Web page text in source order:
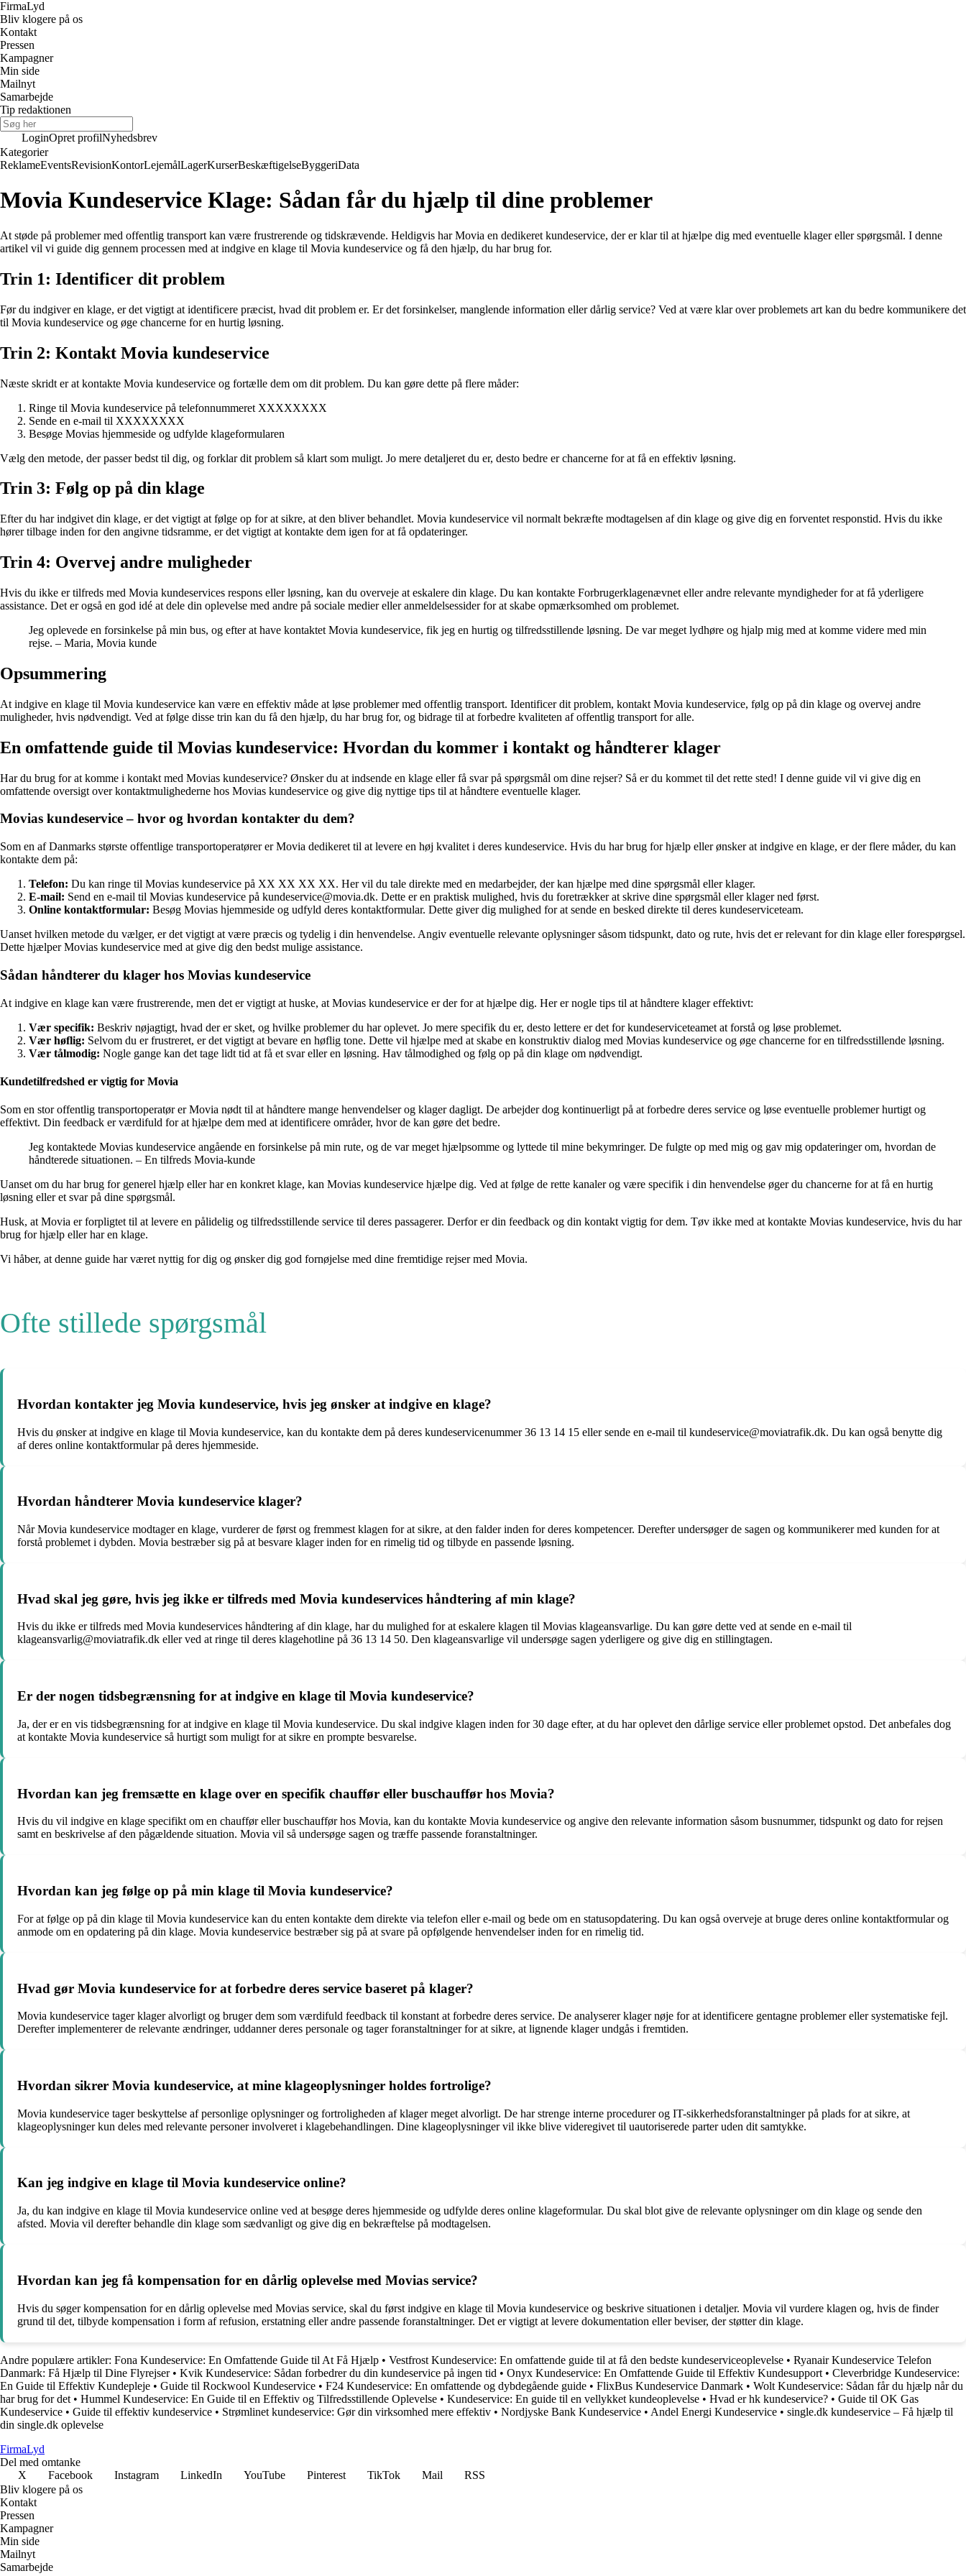
FirmaLyd
Bliv klogere på os
Kontakt
Pressen
Kampagner
Min side
Mailnyt
Samarbejde
Tip redaktionen
LoginOpret profilNyhedsbrev
Kategorier
ReklameEventsRevisionKontorLejemålLagerKurserBeskæftigelseByggeriData
Movia Kundeservice Klage: Sådan får du hjælp til dine problemer
At støde på problemer med offentlig transport kan være frustrerende og tidskrævende. Heldigvis har Movia en dedikeret kundeservice, der er klar til at hjælpe dig med eventuelle klager eller spørgsmål. I denne
artikel vil vi guide dig gennem processen med at indgive en klage til Movia kundeservice og få den hjælp, du har brug for.
Trin 1: Identificer dit problem
Før du indgiver en klage, er det vigtigt at identificere præcist, hvad dit problem er. Er det forsinkelser, manglende information eller dårlig service? Ved at være klar over problemets art kan du bedre kommunikere det
til Movia kundeservice og øge chancerne for en hurtig løsning.
Trin 2: Kontakt Movia kundeservice
Næste skridt er at kontakte Movia kundeservice og fortælle dem om dit problem. Du kan gøre dette på flere måder:
Ringe til Movia kundeservice på telefonnummeret XXXXXXXX
Sende en e-mail til XXXXXXXX
Besøge Movias hjemmeside og udfylde klageformularen
Vælg den metode, der passer bedst til dig, og forklar dit problem så klart som muligt. Jo mere detaljeret du er, desto bedre er chancerne for at få en effektiv løsning.
Trin 3: Følg op på din klage
Efter du har indgivet din klage, er det vigtigt at følge op for at sikre, at den bliver behandlet. Movia kundeservice vil normalt bekræfte modtagelsen af din klage og give dig en forventet responstid. Hvis du ikke
hører tilbage inden for den angivne tidsramme, er det vigtigt at kontakte dem igen for at få opdateringer.
Trin 4: Overvej andre muligheder
Hvis du ikke er tilfreds med Movia kundeservices respons eller løsning, kan du overveje at eskalere din klage. Du kan kontakte Forbrugerklagenævnet eller andre relevante myndigheder for at få yderligere
assistance. Det er også en god idé at dele din oplevelse med andre på sociale medier eller anmeldelsessider for at skabe opmærksomhed om problemet.
Jeg oplevede en forsinkelse på min bus, og efter at have kontaktet Movia kundeservice, fik jeg en hurtig og tilfredsstillende løsning. De var meget lydhøre og hjalp mig med at komme videre med min
rejse. – Maria, Movia kunde
Opsummering
At indgive en klage til Movia kundeservice kan være en effektiv måde at løse problemer med offentlig transport. Identificer dit problem, kontakt Movia kundeservice, følg op på din klage og overvej andre
muligheder, hvis nødvendigt. Ved at følge disse trin kan du få den hjælp, du har brug for, og bidrage til at forbedre kvaliteten af offentlig transport for alle.
En omfattende guide til Movias kundeservice: Hvordan du kommer i kontakt og håndterer klager
Har du brug for at komme i kontakt med Movias kundeservice? Ønsker du at indsende en klage eller få svar på spørgsmål om dine rejser? Så er du kommet til det rette sted! I denne guide vil vi give dig en
omfattende oversigt over kontaktmulighederne hos Movias kundeservice og give dig nyttige tips til at håndtere eventuelle klager.
Movias kundeservice – hvor og hvordan kontakter du dem?
Som en af Danmarks største offentlige transportoperatører er Movia dedikeret til at levere en høj kvalitet i deres kundeservice. Hvis du har brug for hjælp eller ønsker at indgive en klage, er der flere måder, du kan
kontakte dem på:
Telefon: Du kan ringe til Movias kundeservice på XX XX XX XX. Her vil du tale direkte med en medarbejder, der kan hjælpe med dine spørgsmål eller klager.
E-mail: Send en e-mail til Movias kundeservice på kundeservice@movia.dk. Dette er en praktisk mulighed, hvis du foretrækker at skrive dine spørgsmål eller klager ned først.
Online kontaktformular: Besøg Movias hjemmeside og udfyld deres kontaktformular. Dette giver dig mulighed for at sende en besked direkte til deres kundeserviceteam.
Uanset hvilken metode du vælger, er det vigtigt at være præcis og tydelig i din henvendelse. Angiv eventuelle relevante oplysninger såsom tidspunkt, dato og rute, hvis det er relevant for din klage eller forespørgsel.
Dette hjælper Movias kundeservice med at give dig den bedst mulige assistance.
Sådan håndterer du klager hos Movias kundeservice
At indgive en klage kan være frustrerende, men det er vigtigt at huske, at Movias kundeservice er der for at hjælpe dig. Her er nogle tips til at håndtere klager effektivt:
Vær specifik: Beskriv nøjagtigt, hvad der er sket, og hvilke problemer du har oplevet. Jo mere specifik du er, desto lettere er det for kundeserviceteamet at forstå og løse problemet.
Vær høflig: Selvom du er frustreret, er det vigtigt at bevare en høflig tone. Dette vil hjælpe med at skabe en konstruktiv dialog med Movias kundeservice og øge chancerne for en tilfredsstillende løsning.
Vær tålmodig: Nogle gange kan det tage lidt tid at få et svar eller en løsning. Hav tålmodighed og følg op på din klage om nødvendigt.
Kundetilfredshed er vigtig for Movia
Som en stor offentlig transportoperatør er Movia nødt til at håndtere mange henvendelser og klager dagligt. De arbejder dog kontinuerligt på at forbedre deres service og løse eventuelle problemer hurtigt og
effektivt. Din feedback er værdifuld for at hjælpe dem med at identificere områder, hvor de kan gøre det bedre.
Jeg kontaktede Movias kundeservice angående en forsinkelse på min rute, og de var meget hjælpsomme og lyttede til mine bekymringer. De fulgte op med mig og gav mig opdateringer om, hvordan de
håndterede situationen. – En tilfreds Movia-kunde
Uanset om du har brug for generel hjælp eller har en konkret klage, kan Movias kundeservice hjælpe dig. Ved at følge de rette kanaler og være specifik i din henvendelse øger du chancerne for at få en hurtig
løsning eller et svar på dine spørgsmål.
Husk, at Movia er forpligtet til at levere en pålidelig og tilfredsstillende service til deres passagerer. Derfor er din feedback og din kontakt vigtig for dem. Tøv ikke med at kontakte Movias kundeservice, hvis du har
brug for hjælp eller har en klage.
Vi håber, at denne guide har været nyttig for dig og ønsker dig god fornøjelse med dine fremtidige rejser med Movia.
Ofte stillede spørgsmål
Hvordan kontakter jeg Movia kundeservice, hvis jeg ønsker at indgive en klage?
Hvis du ønsker at indgive en klage til Movia kundeservice, kan du kontakte dem på deres kundeservicenummer 36 13 14 15 eller sende en e-mail til kundeservice@moviatrafik.dk. Du kan også benytte dig
af deres online kontaktformular på deres hjemmeside.
Hvordan håndterer Movia kundeservice klager?
Når Movia kundeservice modtager en klage, vurderer de først og fremmest klagen for at sikre, at den falder inden for deres kompetencer. Derefter undersøger de sagen og kommunikerer med kunden for at
forstå problemet i dybden. Movia bestræber sig på at besvare klager inden for en rimelig tid og tilbyde en passende løsning.
Hvad skal jeg gøre, hvis jeg ikke er tilfreds med Movia kundeservices håndtering af min klage?
Hvis du ikke er tilfreds med Movia kundeservices håndtering af din klage, har du mulighed for at eskalere klagen til Movias klageansvarlige. Du kan gøre dette ved at sende en e-mail til
klageansvarlig@moviatrafik.dk eller ved at ringe til deres klagehotline på 36 13 14 50. Den klageansvarlige vil undersøge sagen yderligere og give dig en stillingtagen.
Er der nogen tidsbegrænsning for at indgive en klage til Movia kundeservice?
Ja, der er en vis tidsbegrænsning for at indgive en klage til Movia kundeservice. Du skal indgive klagen inden for 30 dage efter, at du har oplevet den dårlige service eller problemet opstod. Det anbefales dog
at kontakte Movia kundeservice så hurtigt som muligt for at sikre en prompte besvarelse.
Hvordan kan jeg fremsætte en klage over en specifik chauffør eller buschauffør hos Movia?
Hvis du vil indgive en klage specifikt om en chauffør eller buschauffør hos Movia, kan du kontakte Movia kundeservice og angive den relevante information såsom busnummer, tidspunkt og dato for rejsen
samt en beskrivelse af den pågældende situation. Movia vil så undersøge sagen og træffe passende foranstaltninger.
Hvordan kan jeg følge op på min klage til Movia kundeservice?
For at følge op på din klage til Movia kundeservice kan du enten kontakte dem direkte via telefon eller e-mail og bede om en statusopdatering. Du kan også overveje at bruge deres online kontaktformular og
anmode om en opdatering på din klage. Movia kundeservice bestræber sig på at svare på opfølgende henvendelser inden for en rimelig tid.
Hvad gør Movia kundeservice for at forbedre deres service baseret på klager?
Movia kundeservice tager klager alvorligt og bruger dem som værdifuld feedback til konstant at forbedre deres service. De analyserer klager nøje for at identificere gentagne problemer eller systematiske fejl.
Derefter implementerer de relevante ændringer, uddanner deres personale og tager foranstaltninger for at sikre, at lignende klager undgås i fremtiden.
Hvordan sikrer Movia kundeservice, at mine klageoplysninger holdes fortrolige?
Movia kundeservice tager beskyttelse af personlige oplysninger og fortroligheden af klager meget alvorligt. De har strenge interne procedurer og IT-sikkerhedsforanstaltninger på plads for at sikre, at
klageoplysninger kun deles med relevante personer involveret i klagebehandlingen. Dine klageoplysninger vil ikke blive videregivet til uautoriserede parter uden dit samtykke.
Kan jeg indgive en klage til Movia kundeservice online?
Ja, du kan indgive en klage til Movia kundeservice online ved at besøge deres hjemmeside og udfylde deres online klageformular. Du skal blot give de relevante oplysninger om din klage og sende den
afsted. Movia vil derefter behandle din klage som sædvanligt og give dig en bekræftelse på modtagelsen.
Hvordan kan jeg få kompensation for en dårlig oplevelse med Movias service?
Hvis du søger kompensation for en dårlig oplevelse med Movias service, skal du først indgive en klage til Movia kundeservice og beskrive situationen i detaljer. Movia vil vurdere klagen og, hvis de finder
grund til det, tilbyde kompensation i form af refusion, erstatning eller andre passende foranstaltninger. Det er vigtigt at levere dokumentation eller beviser, der støtter din klage.
Andre populære artikler: Fona Kundeservice: En Omfattende Guide til At Få Hjælp • Vestfrost Kundeservice: En omfattende guide til at få den bedste kundeserviceoplevelse • Ryanair Kundeservice Telefon
Danmark: Få Hjælp til Dine Flyrejser• Kvik Kundeservice: Sådan forbedrer du din kundeservice på ingen tid • Onyx Kundeservice: En Omfattende Guide til Effektiv Kundesupport • Cleverbridge Kundeservice:
En Guide til Effektiv Kundepleje • Guide til Rockwool Kundeservice • F24 Kundeservice: En omfattende og dybdegående guide • FlixBus Kundeservice Danmark • Wolt Kundeservice: Sådan får du hjælp når du
har brug for det • Hummel Kundeservice: En Guide til en Effektiv og Tilfredsstillende Oplevelse • Kundeservice: En guide til en vellykket kundeoplevelse • Hvad er hk kundeservice? • Guide til OK Gas
Kundeservice • Guide til effektiv kundeservice • Strømlinet kundeservice: Gør din virksomhed mere effektiv • Nordjyske Bank Kundeservice • Andel Energi Kundeservice • single.dk kundeservice – Få hjælp til
din single.dk oplevelse
FirmaLyd
Del med omtanke
X
Facebook Instagram LinkedIn YouTube Pinterest TikTok Mail
RSS
Bliv klogere på os
Kontakt
Pressen
Kampagner
Min side
Mailnyt
Samarbejde